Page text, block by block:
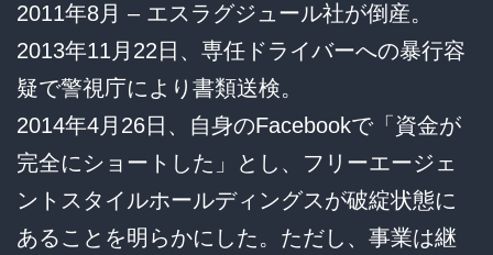
2011年8月 – エスラグジュール社が倒産。
2013年11月22日、専任ドライバーへの暴行容
疑で警視庁により書類送検。
2014年4月26日、自身のFacebookで「資金が
完全にショートした」とし、フリーエージェ
ントスタイルホールディングスが破綻状態に
あることを明らかにした。ただし、事業は継